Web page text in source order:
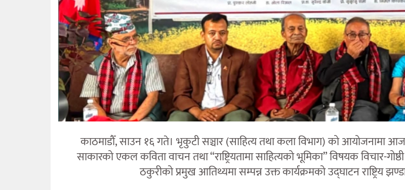
काठमाडौँ, साउन १६ गते। भृकुटी सञ्चार (साहित्य तथा कला विभाग) को आयोजनामा आज
साकारको एकल कविता वाचन तथा “राष्ट्रियतामा साहित्यको भूमिका” विषयक विचार-
ठकुरीको प्रमुख आतिथ्यमा सम्पन्न उक्त कार्यक्रमको उद्घाटन राष्ट्रिय